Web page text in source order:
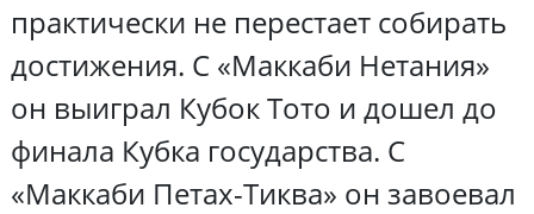
практически не перестает собирать
достижения. С «Маккаби Нетания»
он выиграл Кубок Тото и дошел до
финала Кубка государства. С
«Маккаби Петах-Тиква» он завоевал